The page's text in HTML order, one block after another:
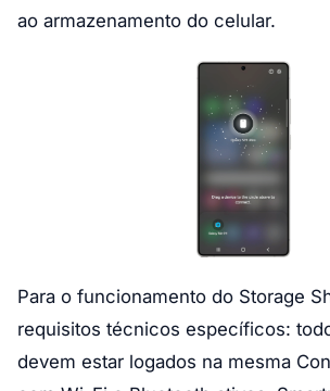
ao armazenamento do celular.
Para o funcionamento do Storage
requisitos técnicos específicos:
devem estar logados na mesma